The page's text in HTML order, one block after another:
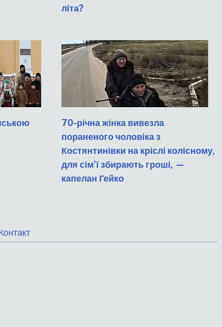
літа?
70-річна жінка вивезла
пораненого чоловіка з
Костянтинівки на кріслі колісному,
для сім’ї збирають гроші, —
капелан Гейко